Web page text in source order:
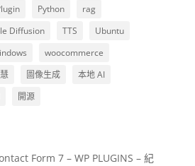
Python
rag
Diffusion TTS
Ubuntu
woocommerce
圖像生成
本地 AI
開源
Form 7 – WP PLUGINS – 紀